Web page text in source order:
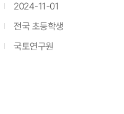
2024-11-01
전국 초등학생
국토연구원